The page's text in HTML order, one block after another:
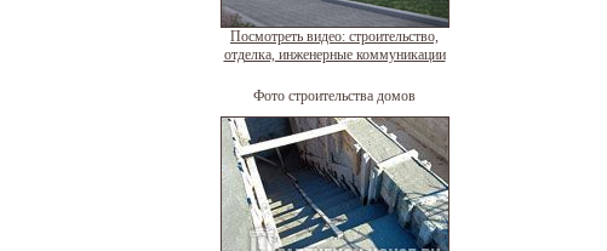
Посмотреть видео: строительство,
отделка, инженерные коммуникации
Фото строительства домов